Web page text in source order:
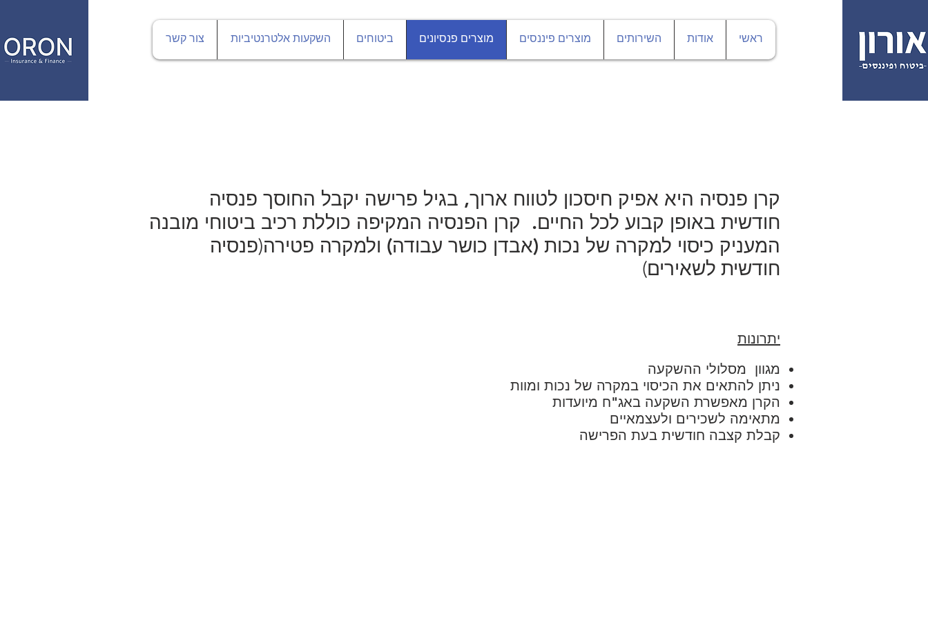
צור קשר השקעות אלטרנטיביות ביטוחים מוצרים פנסיונים מוצרים פיננסים השירותים אודות ראשי
חודשית באופן קבוע לכל החיים. קרן הפנסיה המקיפה כוללת רכיב ביטוחי מובנה
המעניק כיסוי למקרה של נכות (אבדן כושר עבודה) ולמקרה פטירה(פנסיה
חודשית לשאירים)
יתרונות
מגוון מסלולי ההשקעה
ניתן להתאים את הכיסוי במקרה של נכות ומוות
הקרן מאפשרת השקעה באג"ח מיועדות
מתאימה לשכירים ולעצמאיים
קבלת קצבה חודשית בעת הפרישה